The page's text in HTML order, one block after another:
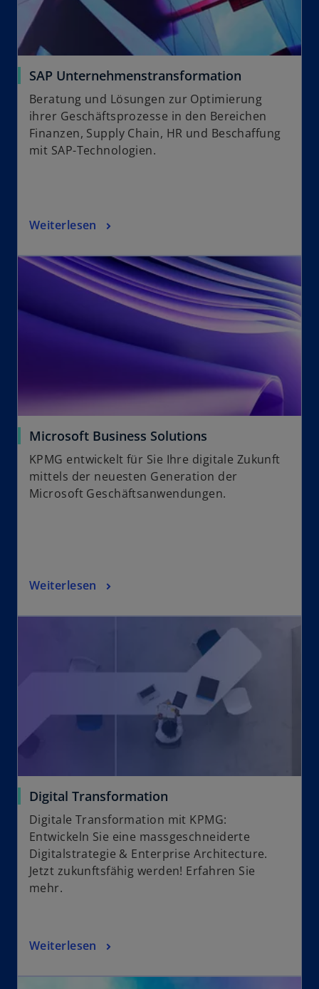
SAP Unternehmenstransformation
Beratung und Lösungen zur Optimierung
ihrer Geschäftsprozesse in den Bereichen
Finanzen, Supply Chain, HR und Beschaffung
mit SAP-Technologien.
Weiterlesen
Microsoft Business Solutions
KPMG entwickelt für Sie Ihre digitale Zukunft
mittels der neuesten Generation der
Microsoft Geschäftsanwendungen.
Weiterlesen
Digital Transformation
Digitale Transformation mit KPMG:
Entwickeln Sie eine massgeschneiderte
Digitalstrategie & Enterprise Architecture.
Jetzt zukunftsfähig werden! Erfahren Sie
mehr.
Weiterlesen